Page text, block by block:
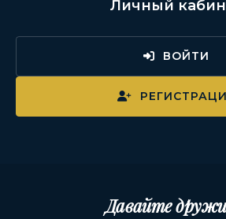
Личный
ВОЙТИ
Давайте